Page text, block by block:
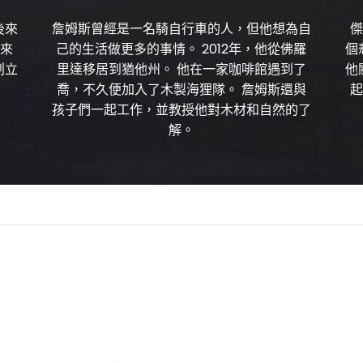
來
立
詹姆斯曾經是一名騎自行車的人，但他想為自
己的生活做更多的事情。 2012年，他從佛羅
里達移居到猶他州。 他在一家咖啡館遇到了
喬，不久便加入了木製海狸隊。 詹姆斯還與
孩子們一起工作，並教授他對木材和自然的了
解。
個
他